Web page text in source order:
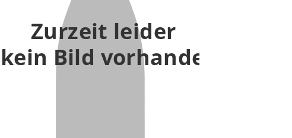
Zurzeit leider
kein Bild vorhanden